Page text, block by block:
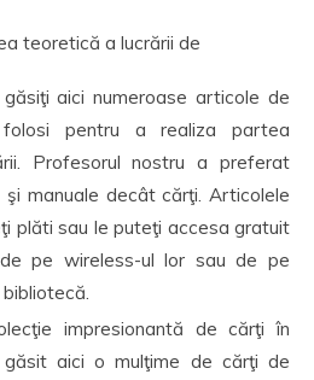
teoretică a lucrării de
aici numeroase articole de
pentru a realiza partea
Profesorul nostru a preferat
manuale decât cărţi. Articolele
plăti sau le puteţi accesa gratuit
pe wireless-ul lor sau de pe
impresionantă de cărţi în
aici o mulţime de cărţi de